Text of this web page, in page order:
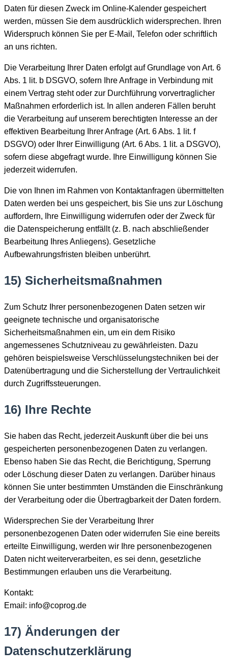
Daten für diesen Zweck im Online-Kalender gespeichert
werden, müssen Sie dem ausdrücklich widersprechen. Ihren
Widerspruch können Sie per E-Mail, Telefon oder schriftlich
an uns richten.
Die Verarbeitung Ihrer Daten erfolgt auf Grundlage von Art. 6
Abs. 1 lit. b DSGVO, sofern Ihre Anfrage in Verbindung mit
einem Vertrag steht oder zur Durchführung vorvertraglicher
Maßnahmen erforderlich ist. In allen anderen Fällen beruht
die Verarbeitung auf unserem berechtigten Interesse an der
effektiven Bearbeitung Ihrer Anfrage (Art. 6 Abs. 1 lit. f
DSGVO) oder Ihrer Einwilligung (Art. 6 Abs. 1 lit. a DSGVO),
sofern diese abgefragt wurde. Ihre Einwilligung können Sie
jederzeit widerrufen.
Die von Ihnen im Rahmen von Kontaktanfragen übermittelten
Daten werden bei uns gespeichert, bis Sie uns zur Löschung
auffordern, Ihre Einwilligung widerrufen oder der Zweck für
die Datenspeicherung entfällt (z. B. nach abschließender
Bearbeitung Ihres Anliegens). Gesetzliche
Aufbewahrungsfristen bleiben unberührt.
15) Sicherheitsmaßnahmen
Zum Schutz Ihrer personenbezogenen Daten setzen wir
geeignete technische und organisatorische
Sicherheitsmaßnahmen ein, um ein dem Risiko
angemessenes Schutzniveau zu gewährleisten. Dazu
gehören beispielsweise Verschlüsselungstechniken bei der
Datenübertragung und die Sicherstellung der Vertraulichkeit
durch Zugriffssteuerungen.
16) Ihre Rechte
Sie haben das Recht, jederzeit Auskunft über die bei uns
gespeicherten personenbezogenen Daten zu verlangen.
Ebenso haben Sie das Recht, die Berichtigung, Sperrung
oder Löschung dieser Daten zu verlangen. Darüber hinaus
können Sie unter bestimmten Umständen die Einschränkung
der Verarbeitung oder die Übertragbarkeit der Daten fordern.
Widersprechen Sie der Verarbeitung Ihrer
personenbezogenen Daten oder widerrufen Sie eine bereits
erteilte Einwilligung, werden wir Ihre personenbezogenen
Daten nicht weiterverarbeiten, es sei denn, gesetzliche
Bestimmungen erlauben uns die Verarbeitung.
Kontakt:
Email: info@coprog.de
17) Änderungen der
Datenschutzerklärung